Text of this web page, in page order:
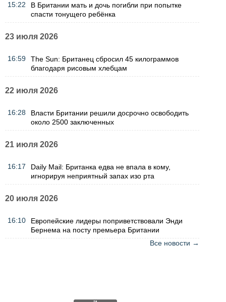
15:22
В Британии мать и дочь погибли при попытке
спасти тонущего ребёнка
23 июля 2026
16:59
The Sun: Британец сбросил 45 килограммов
благодаря рисовым хлебцам
22 июля 2026
16:28
Власти Британии решили досрочно освободить
около 2500 заключенных
21 июля 2026
16:17
Daily Mail: Британка едва не впала в кому,
игнорируя неприятный запах изо рта
20 июля 2026
16:10
Европейские лидеры поприветствовали Энди
Бернема на посту премьера Британии
Все новости →